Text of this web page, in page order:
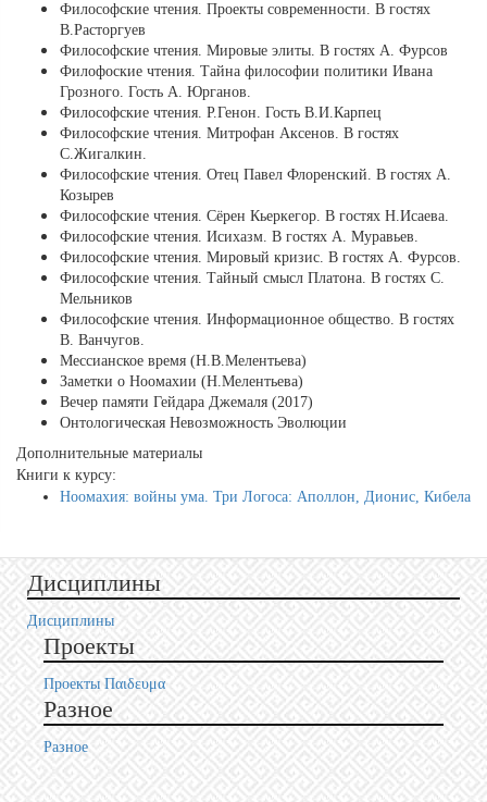
Философские чтения. Проекты современности. В гостях
В.Расторгуев
Философские чтения. Мировые элиты. В гостях А. Фурсов
Филофоские чтения. Тайна философии политики Ивана
Грозного. Гость А. Юрганов.
Философские чтения. Р.Генон. Гость В.И.Карпец
Философские чтения. Митрофан Аксенов. В гостях
С.Жигалкин.
Философские чтения. Отец Павел Флоренский. В гостях А.
Козырев
Философские чтения. Сёрен Кьеркегор. В гостях Н.Исаева.
Философские чтения. Исихазм. В гостях А. Муравьев.
Философские чтения. Мировый кризис. В гостях А. Фурсов.
Философские чтения. Тайный смысл Платона. В гостях С.
Мельников
Философские чтения. Информационное общество. В гостях
В. Ванчугов.
Мессианское время (Н.В.Мелентьева)
Заметки о Ноомахии (Н.Мелентьева)
Вечер памяти Гейдара Джемаля (2017)
Онтологическая Невозможность Эволюции
Дополнительные материалы
Книги к курсу:
Ноомахия: войны ума. Три Логоса: Аполлон, Дионис, Кибела
Дисциплины
Дисциплины
Проекты
Проекты Пαιδευμα
Разное
Разное